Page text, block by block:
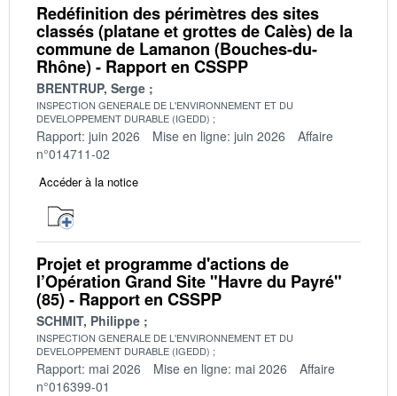
Redéfinition des périmètres des sites
classés (platane et grottes de Calès) de la
commune de Lamanon (Bouches-du-
Rhône) - Rapport en CSSPP
BRENTRUP, Serge
INSPECTION GENERALE DE L'ENVIRONNEMENT ET DU
DEVELOPPEMENT DURABLE (IGEDD)
Rapport: juin 2026 Mise en ligne: juin 2026
Affaire
n°014711-02
Accéder à la notice
Projet et programme d'actions de
l’Opération Grand Site "Havre du Payré"
(85) - Rapport en CSSPP
SCHMIT, Philippe
INSPECTION GENERALE DE L'ENVIRONNEMENT ET DU
DEVELOPPEMENT DURABLE (IGEDD)
Rapport: mai 2026 Mise en ligne: mai 2026
Affaire
n°016399-01